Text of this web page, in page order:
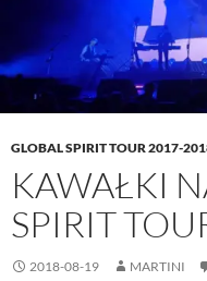
GLOBAL SPIRIT TOUR 2017-
KAWAŁKI
SPIRIT
2018-08-19 MARTINI